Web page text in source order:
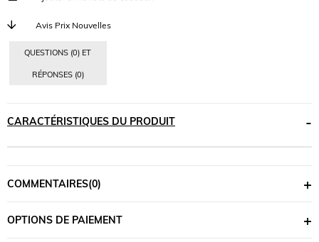
Avis Prix Nouvelles
QUESTIONS (0) ET
RÉPONSES (0)
CARACTÉRISTIQUES DU PRODUIT
COMMENTAIRES(0)
OPTIONS DE PAIEMENT